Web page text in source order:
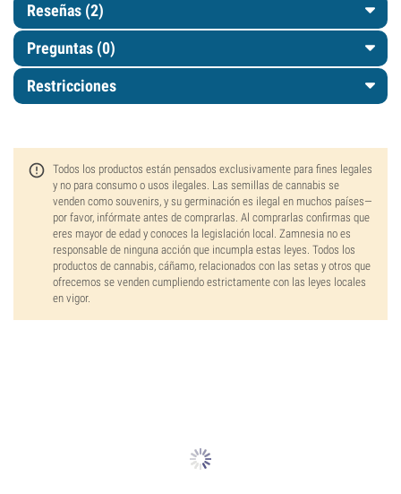
Reseñas (2)
Preguntas (0)
Restricciones
Todos los productos están pensados exclusivamente para fines legales
y no para consumo o usos ilegales. Las semillas de cannabis se
venden como souvenirs, y su germinación es ilegal en muchos países—
por favor, infórmate antes de comprarlas. Al comprarlas confirmas que
eres mayor de edad y conoces la legislación local. Zamnesia no es
responsable de ninguna acción que incumpla estas leyes. Todos los
productos de cannabis, cáñamo, relacionados con las setas y otros que
ofrecemos se venden cumpliendo estrictamente con las leyes locales
en vigor.